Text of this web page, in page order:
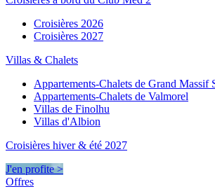
Croisières 2026
Croisières 2027
Villas & Chalets
Appartements-Chalets de Grand Massif
Appartements-Chalets de Valmorel
Villas de Finolhu
Villas d'Albion
Croisières hiver & été 2027
J'en profite >
Offres